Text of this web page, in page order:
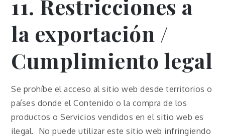
11. Restricciones a
la exportación /
Cumplimiento legal
Se prohíbe el acceso al sitio web desde territorios o
países donde el Contenido o la compra de los
productos o Servicios vendidos en el sitio web es
ilegal. No puede utilizar este sitio web infringiendo